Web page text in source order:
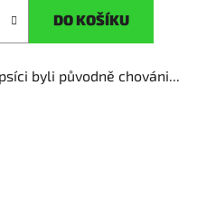
DO KOŠÍKU
byli původně chováni...